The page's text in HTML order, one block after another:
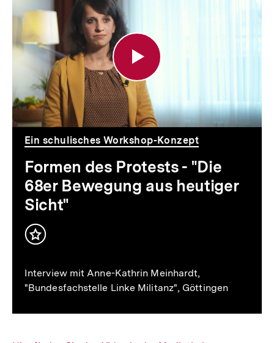
des
Protests
"Die
68er
Bewegung
aus
heutiger
Sicht"
Ein schulisches Workshop-Konzept
Formen des Protests - "Die
68er Bewegung aus heutiger
Sicht"
Inhalt
Interview mit Anne-Kathrin Meinhardt,
"Bundesfachstelle Linke Militanz", Göttingen